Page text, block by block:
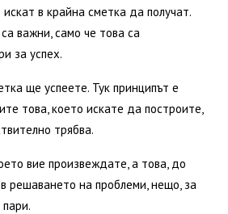
в крайна сметка да получат.
важни, само че това са
за успех.
ще успеете. Тук принципът е
това, което искате да построите,
трябва.
вие произвеждате, а това, до
решаването на проблеми, нещо, за